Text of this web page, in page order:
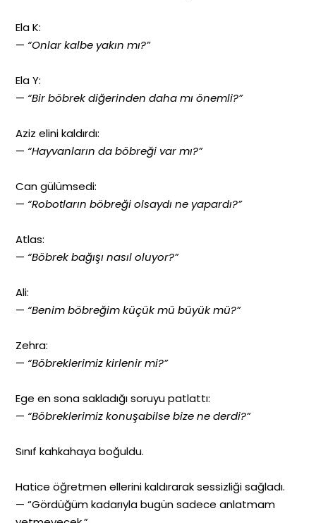
Ela K:
— “Onlar kalbe yakın mı?”
Ela Y:
— “Bir böbrek diğerinden daha mı önemli?”
Aziz elini kaldırdı:
— “Hayvanların da böbreği var mı?”
Can gülümsedi:
— “Robotların böbreği olsaydı ne yapardı?”
Atlas:
— “Böbrek bağışı nasıl oluyor?”
Ali:
— “Benim böbreğim küçük mü büyük mü?”
Zehra:
— “Böbreklerimiz kirlenir mi?”
Ege en sona sakladığı soruyu patlattı:
— “Böbreklerimiz konuşabilse bize ne derdi?”
Sınıf kahkahaya boğuldu.
Hatice öğretmen ellerini kaldırarak sessizliği sağladı.
— “Gördüğüm kadarıyla bugün sadece anlatmam